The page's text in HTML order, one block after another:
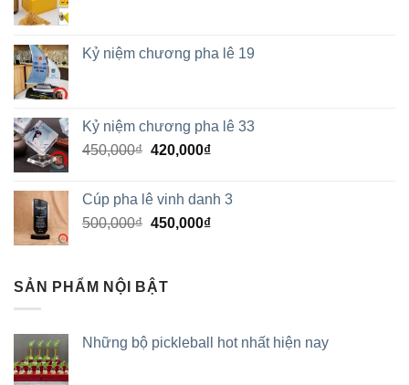
Kỷ niệm chương pha lê 19
Kỷ niệm chương pha lê 33
450,000₫ 420,000₫
Cúp pha lê vinh danh 3
500,000₫ 450,000₫
SẢN PHẨM NỘI BẬT
Những bộ pickleball hot nhất hiện nay